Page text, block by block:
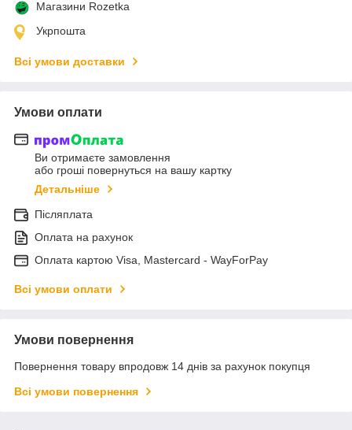
Магазини Rozetka
Укрпошта
Всі умови доставки
Умови оплати
Ви отримаєте замовлення
або гроші повернуться на вашу картку
Детальніше
Післяплата
Оплата на рахунок
Оплата картою Visa, Mastercard - WayForPay
Всі умови оплати
Умови повернення
Повернення товару впродовж 14 днів за рахунок покупця
Всі умови повернення